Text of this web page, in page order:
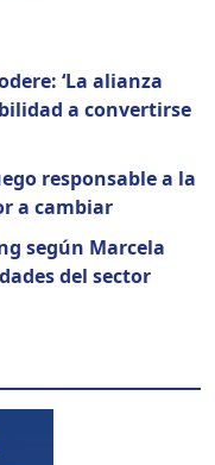
‘La alian­za
a con­ver­tirse
respon­s­able a la
a cam­biar
según Marcela
del sec­tor